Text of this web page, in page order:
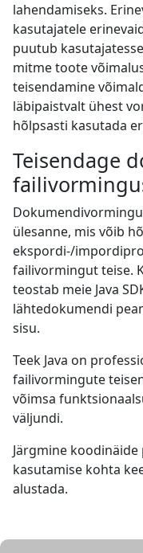
lahendamiseks.
kasutajatele
puutub
mitme toote
teisendamine
läbipaistvalt ühest
hõlpsasti kasutada
Teisendage
ülesanne, mis võib
ekspordi-/
failivormingut teise.
teostab meie Java
lähtedokumendi
sisu.
Teek Java on
failivormingute
võimsa
väljundi.
Järgmine koodinäide
kasutamise kohta
alustada.